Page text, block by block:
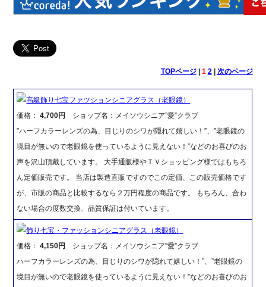
TOPページ| 1 2| 次のページ
高級飾り七宝ファツションシニアグラス（老眼鏡）
価格：4,700円
ショップ名：メイソウシニア”愛”クラブ
”ハーフカラーレンズの為、目じりのシワが隠れて嬉しい！”、”老眼鏡の
境目が無いので老眼鏡を使っているように見えない！”などのお喜びのお
声を沢山頂戴しています。 大手通販様やＴＶショッピング様ではもちろ
ん定価販売です。 当店は製造直販ですのでこの定価、この販売価格です
が、市販の商品と比較するなら２万円程度の商品です。 もちろん、合わ
ない場合の度数交換、品質保証は付いています。
飾り七宝・ファッションシニアグラス（老眼鏡）
価格：4,150円
ショップ名：メイソウシニア”愛”クラブ
ハーフカラーレンズの為、目じりのシワが隠れて嬉しい！”、”老眼鏡の
境目が無いので老眼鏡を使っているように見えない！”などのお喜びのお